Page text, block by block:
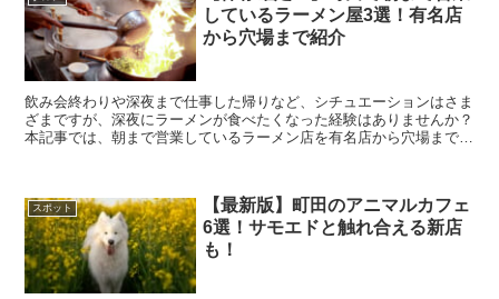
しているラーメン屋3選！有名店
から穴場まで紹介
飲み会終わりや深夜まで仕事した帰りなど、シチュエーションはさま
ざまですが、深夜にラーメンが食べたくなった経験はありませんか？
本記事では、朝まで営業しているラーメン店を有名店から穴場まで、
スポット
【最新版】町田のアニマルカフェ
6選！サモエドと触れ合える新店
も！